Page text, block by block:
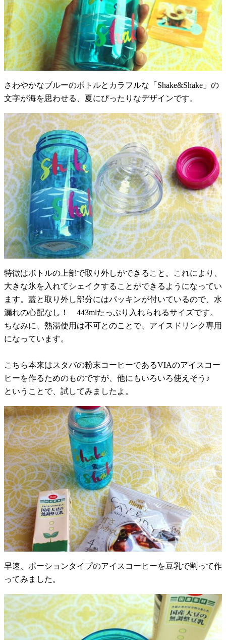
さわやかなブルーのボトルとカラフルな「Shake&Shake」の
文字が海を思わせる、夏にぴったりなデザインです。
特徴はボトルの上部で取り外しができること。これにより、
大きな氷を入れてシェイクすることができるようになってい
ます。蓋と取り外し部分にはパッキンが付いているので、水
漏れの心配なし！ 443mlたっぷり入れられるサイズです。
ちなみに、熱湯使用は不可とのことで、アイスドリンク専用
になっています。
こちら本来はスタバの粉末コーヒーであるVIAのアイスコー
ヒーを作るためのものですが、他にもいろいろ使えそう♪
ということで、試してみましたよ。
早速、ポーションタイプのアイスコーヒーを豆乳で割って作
ってみました。